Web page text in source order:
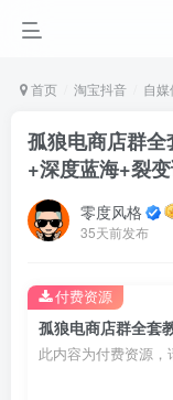
首页 淘宝抖音 自
孤狼电商店群
+深度蓝海+裂
零度风格
35天前发布
此内容为付费资源，
付费资源